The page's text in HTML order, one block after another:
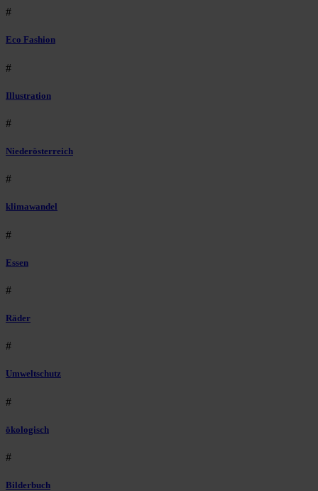
#
Eco Fashion
#
Illustration
#
Niederösterreich
#
klimawandel
#
Essen
#
Räder
#
Umweltschutz
#
ökologisch
#
Bilderbuch